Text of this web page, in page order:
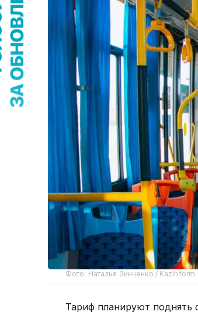
Фото: Наталья Зинченко / Kazinform
Тариф планируют поднять